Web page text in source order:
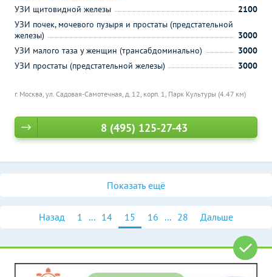
г. Москва, ул. Садовая-Самотечная, д. 12, корп. 1, Парк Культуры (4.47 км)
УЗИ щитовидной железы
2100
УЗИ почек, мочевого пузыря и простаты (предстательной
железы)
3000
УЗИ малого таза у женщин (трансабдоминально)
3000
УЗИ простаты (предстательной железы)
3000
8 (495) 125-27-43
Показать ещё
Назад 1 ... 14 15 16 ... 28 Дальше